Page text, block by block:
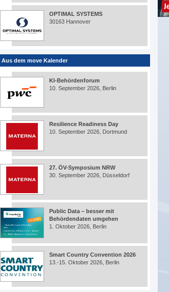
OPTIMAL SYSTEMS
30163 Hannover
Aus dem move Kalender
KI-Behördenforum
10. September 2026, Berlin
Resilience Readiness Day
10. September 2026, Dortmund
27. ÖV-Symposium NRW
30. September 2026, Düsseldorf
Public Data – besser mit
Behördendaten umgehen
1. Oktober 2026, Berlin
Smart Country Convention 2026
13.-15. Oktober 2026, Berlin